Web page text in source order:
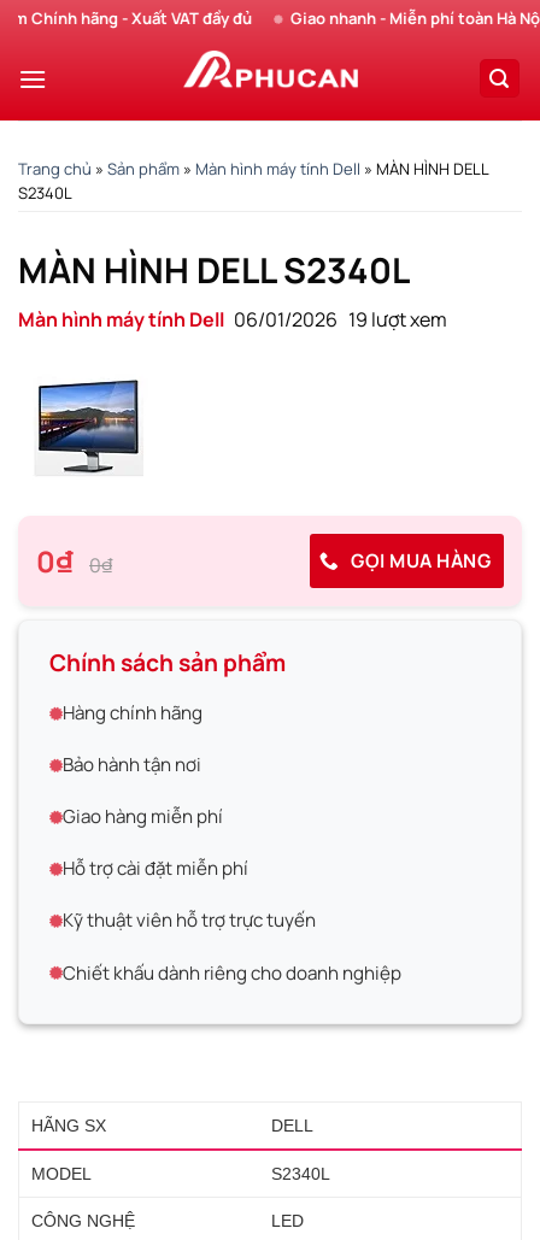
Chuyển
nội
hãng - Xuất VAT đầy đủ Giao nhanh - Miễn phí toàn Hà Nội
Trang chủ » Sản phẩm » Màn hình máy tính Dell » MÀN HÌNH DELL
S2340L
MÀN HÌNH DELL S2340L
Màn hình máy tính Dell 06/01/2026 19 lượt xem
0₫ 0₫ GỌI MUA HÀNG
Chính sách sản phẩm
Hàng chính hãng
Bảo hành tận nơi
Giao hàng miễn phí
Hỗ trợ cài đặt miễn phí
Kỹ thuật viên hỗ trợ trực tuyến
Chiết khấu dành riêng cho doanh nghiệp
HÃNG SX DELL
MODEL S2340L
CÔNG NGHỆ LED